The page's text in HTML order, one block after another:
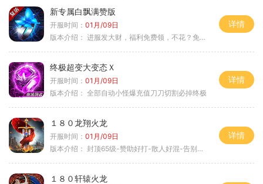
新专属白飘满赞版
开服时间： 01月/09日
版本介绍： 进服发大财，福利免费领，不花？免费通关！
详情
终极超变大变态Ｘ
开服时间： 01月/09日
版本介绍： 全部自动小怪爆充值刀刀切割必掉终极
详情
１８０龙翔火龙
开服时间： 01月/09日
版本介绍： 封顶65级-赞助好打-散人好混-告别坑服
详情
１８０轩辕火龙